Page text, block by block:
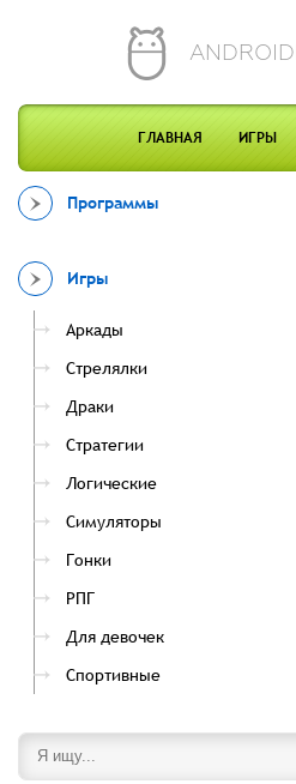
ANDROID
ГЛАВНАЯ ИГРЫ
Программы
Игры
Аркады
Стрелялки
Драки
Стратегии
Логические
Симуляторы
Гонки
РПГ
Для девочек
Спортивные